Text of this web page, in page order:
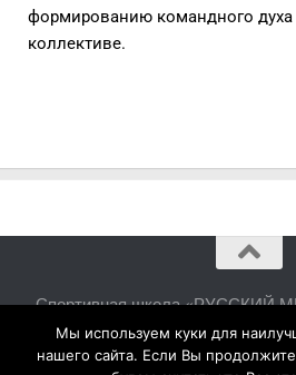
формированию командного духа
коллективе.
Спортивная школа «РУССКИЙ
права
Мы используем куки для
нашего сайта. Если Вы